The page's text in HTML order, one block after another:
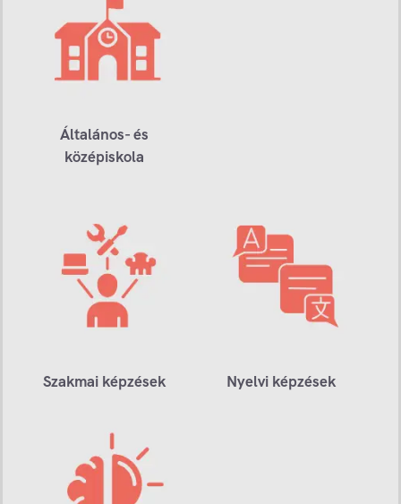
Általános- és
középiskola
Szakmai képzések Nyelvi képzések